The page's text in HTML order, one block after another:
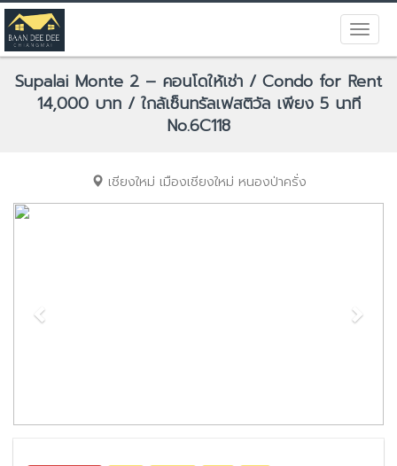
Supalai Monte 2 – คอนโดให้เช่า / Condo for Rent
14,000 บาท / ใกล้เซ็นทรัลเฟสติวัล เพียง 5 นาที
No.6C118
เชียงใหม่ เมืองเชียงใหม่ หนองป่าครั่ง